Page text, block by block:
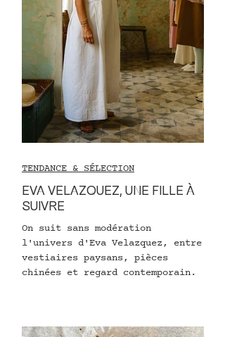
EVA VELAZQUEZ, UNE FILLE À
SUIVRE
On suit sans modération
l'univers d'Eva Velazquez, entre
vestiaires paysans, pièces
chinées et regard contemporain.
TENDANCE & SÉLECTION